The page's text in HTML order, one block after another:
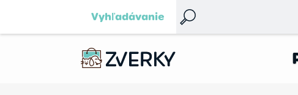
Vyhľadávanie